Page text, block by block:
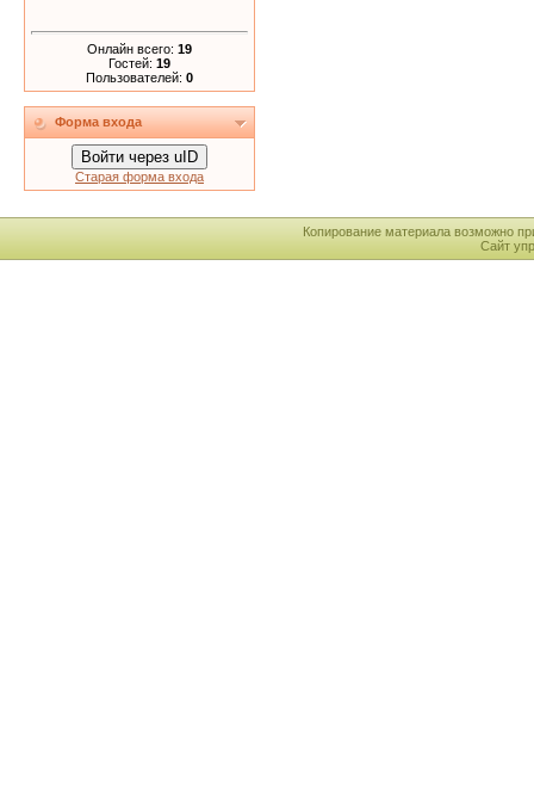
Онлайн всего: 19
Гостей: 19
Пользователей: 0
Форма входа
Войти через uID
Старая форма входа
Копирование материала возможно
Сайт